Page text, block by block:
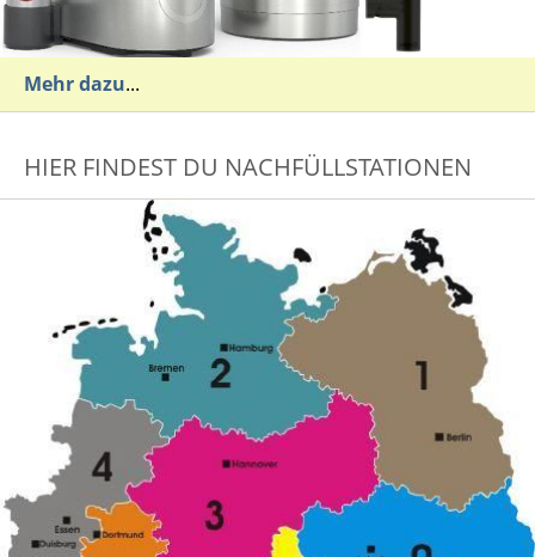
Mehr dazu...
HIER FINDEST DU NACHFÜLLSTATIONEN